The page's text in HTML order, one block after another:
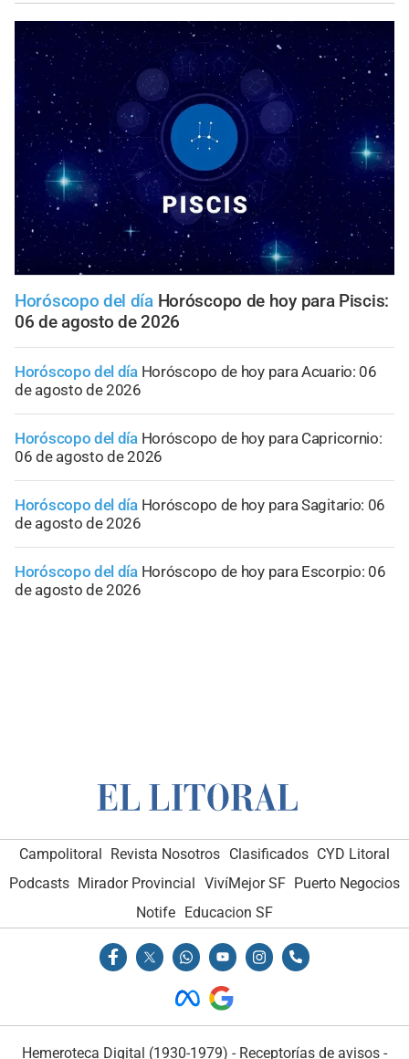
Horóscopo del día Horóscopo de hoy para Piscis:
06 de agosto de 2026
Horóscopo del día Horóscopo de hoy para Acuario: 06
de agosto de 2026
Horóscopo del día Horóscopo de hoy para Capricornio:
06 de agosto de 2026
Horóscopo del día Horóscopo de hoy para Sagitario: 06
de agosto de 2026
Horóscopo del día Horóscopo de hoy para Escorpio: 06
de agosto de 2026
Campolitoral Revista Nosotros Clasificados CYD Litoral
Podcasts Mirador Provincial VivíMejor SF Puerto Negocios
Notife Educacion SF
Hemeroteca Digital (1930-1979) - Receptorías de avisos -